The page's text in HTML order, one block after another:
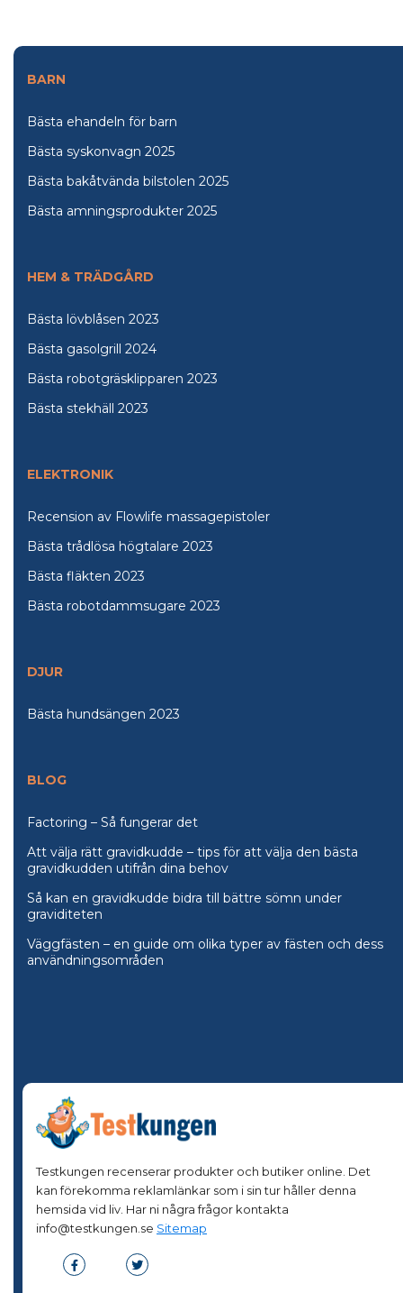
BARN
Bästa ehandeln för barn
Bästa syskonvagn 2025
Bästa bakåtvända bilstolen 2025
Bästa amningsprodukter 2025
HEM & TRÄDGÅRD
Bästa lövblåsen 2023
Bästa gasolgrill 2024
Bästa robotgräsklipparen 2023
Bästa stekhäll 2023
ELEKTRONIK
Recension av Flowlife massagepistoler
Bästa trådlösa högtalare 2023
Bästa fläkten 2023
Bästa robotdammsugare 2023
DJUR
Bästa hundsängen 2023
BLOG
Factoring – Så fungerar det
Att välja rätt gravidkudde – tips för att välja den bästa
gravidkudden utifrån dina behov
Så kan en gravidkudde bidra till bättre sömn under
graviditeten
Väggfästen – en guide om olika typer av fästen och dess
användningsområden
Testkungen recenserar produkter och butiker online. Det
kan förekomma reklamlänkar som i sin tur håller denna
hemsida vid liv. Har ni några frågor kontakta
info@testkungen.se Sitemap